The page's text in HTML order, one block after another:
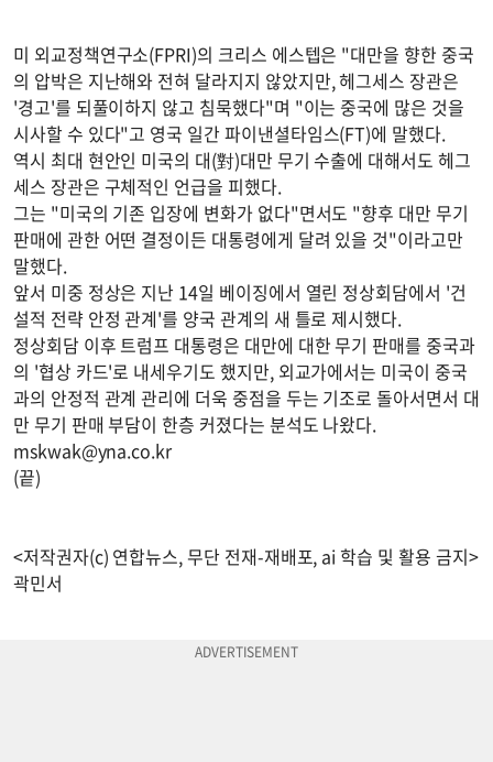
미 외교정책연구소(FPRI)의 크리스 에스텝은 "대만을 향한 중국
의 압박은 지난해와 전혀 달라지지 않았지만, 헤그세스 장관은
'경고'를 되풀이하지 않고 침묵했다"며 "이는 중국에 많은 것을
시사할 수 있다"고 영국 일간 파이낸셜타임스(FT)에 말했다.
역시 최대 현안인 미국의 대(對)대만 무기 수출에 대해서도 헤그
세스 장관은 구체적인 언급을 피했다.
그는 "미국의 기존 입장에 변화가 없다"면서도 "향후 대만 무기
판매에 관한 어떤 결정이든 대통령에게 달려 있을 것"이라고만
말했다.
앞서 미중 정상은 지난 14일 베이징에서 열린 정상회담에서 '건
설적 전략 안정 관계'를 양국 관계의 새 틀로 제시했다.
정상회담 이후 트럼프 대통령은 대만에 대한 무기 판매를 중국과
의 '협상 카드'로 내세우기도 했지만, 외교가에서는 미국이 중국
과의 안정적 관계 관리에 더욱 중점을 두는 기조로 돌아서면서 대
만 무기 판매 부담이 한층 커졌다는 분석도 나왔다.
mskwak@yna.co.kr
(끝)
<저작권자(c) 연합뉴스, 무단 전재-재배포, ai 학습 및 활용 금지>
곽민서